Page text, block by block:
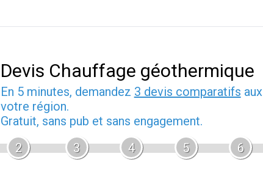
Devis Chauffage géothermique
En 5 minutes, demandez 3 devis comparatifs aux
votre région.
Gratuit, sans pub et sans engagement.
2 3 4 5 6